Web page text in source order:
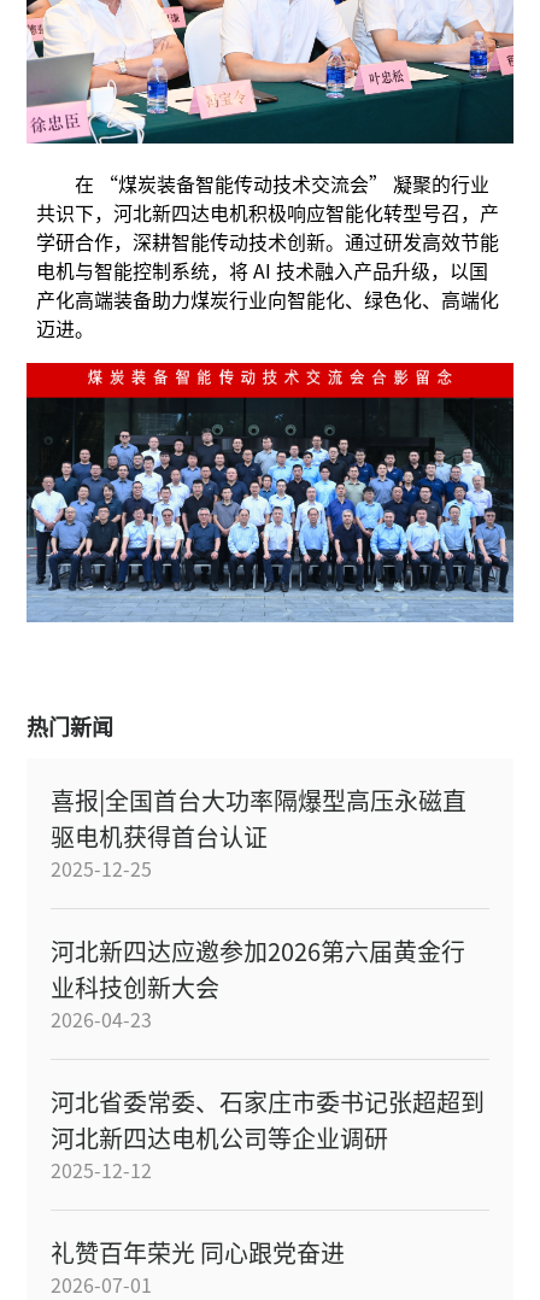
在 “煤炭装备智能传动技术交流会” 凝聚的行业
共识下，河北新四达电机积极响应智能化转型号召，产
学研合作，深耕智能传动技术创新。通过研发高效节能
电机与智能控制系统，将 AI 技术融入产品升级，以国
产化高端装备助力煤炭行业向智能化、绿色化、高端化
迈进。
热门新闻
喜报|全国首台大功率隔爆型高压永磁直
驱电机获得首台认证
2025-12-25
河北新四达应邀参加2026第六届黄金行
业科技创新大会
2026-04-23
河北省委常委、石家庄市委书记张超超到
河北新四达电机公司等企业调研
2025-12-12
礼赞百年荣光 同心跟党奋进
2026-07-01